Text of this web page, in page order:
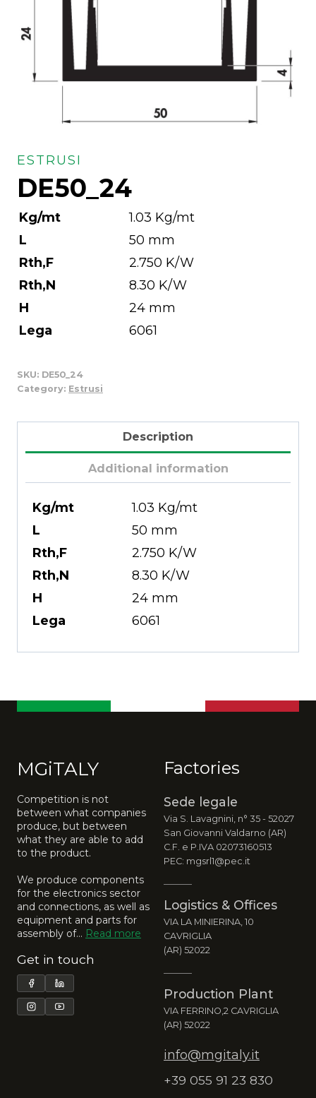
ESTRUSI
DE50_24
Kg/mt
1.03 Kg/mt
L
50 mm
Rth,F
2.750 K/W
Rth,N
8.30 K/W
H
24 mm
Lega
6061
SKU: DE50_24
Category: Estrusi
Description
Additional information
Kg/mt
1.03 Kg/mt
L
50 mm
Rth,F
2.750 K/W
Rth,N
8.30 K/W
H
24 mm
Lega
6061
MGiTALY
Competition is not
between what companies
produce, but between
what they are able to add
to the product.
We produce components
for the electronics sector
and connections, as well as
equipment and parts for
assembly of… Read more
Get in touch
Factories
Sede legale
Via S. Lavagnini, n° 35 - 52027
San Giovanni Valdarno (AR)
C.F. e P.IVA 02073160513
PEC: mgsrl1@pec.it
Logistics & Offices
VIA LA MINIERINA, 10
CAVRIGLIA
(AR) 52022
Production Plant
VIA FERRINO,2 CAVRIGLIA
(AR) 52022
info@mgitaly.it
+39 055 91 23 830